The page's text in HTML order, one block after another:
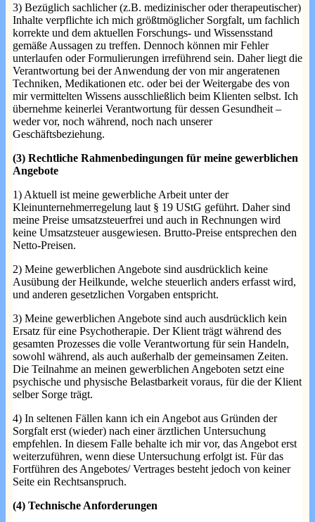
3) Bezüglich sachlicher (z.B. medizinischer oder therapeutischer)
Inhalte verpflichte ich mich größtmöglicher Sorgfalt, um fachlich
korrekte und dem aktuellen Forschungs- und Wissensstand
gemäße Aussagen zu treffen. Dennoch können mir Fehler
unterlaufen oder Formulierungen irreführend sein. Daher liegt die
Verantwortung bei der Anwendung der von mir angeratenen
Techniken, Medikationen etc. oder bei der Weitergabe des von
mir vermittelten Wissens ausschließlich beim Klienten selbst. Ich
übernehme keinerlei Verantwortung für dessen Gesundheit –
weder vor, noch während, noch nach unserer
Geschäftsbeziehung.
(3) Rechtliche Rahmenbedingungen für meine gewerblichen
Angebote
1) Aktuell ist meine gewerbliche Arbeit unter der
Kleinunternehmerregelung laut § 19 UStG geführt. Daher sind
meine Preise umsatzsteuerfrei und auch in Rechnungen wird
keine Umsatzsteuer ausgewiesen. Brutto-Preise entsprechen den
Netto-Preisen.
2) Meine gewerblichen Angebote sind ausdrücklich keine
Ausübung der Heilkunde, welche steuerlich anders erfasst wird,
und anderen gesetzlichen Vorgaben entspricht.
3) Meine gewerblichen Angebote sind auch ausdrücklich kein
Ersatz für eine Psychotherapie. Der Klient trägt während des
gesamten Prozesses die volle Verantwortung für sein Handeln,
sowohl während, als auch außerhalb der gemeinsamen Zeiten.
Die Teilnahme an meinen gewerblichen Angeboten setzt eine
psychische und physische Belastbarkeit voraus, für die der Klient
selber Sorge trägt.
4) In seltenen Fällen kann ich ein Angebot aus Gründen der
Sorgfalt erst (wieder) nach einer ärztlichen Untersuchung
empfehlen. In diesem Falle behalte ich mir vor, das Angebot erst
weiterzuführen, wenn diese Untersuchung erfolgt ist. Für das
Fortführen des Angebotes/ Vertrages besteht jedoch von keiner
Seite ein Rechtsanspruch.
(4) Technische Anforderungen